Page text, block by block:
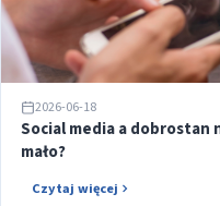
2026-06-18
Social media a dobrostan
mało?
Czytaj więcej